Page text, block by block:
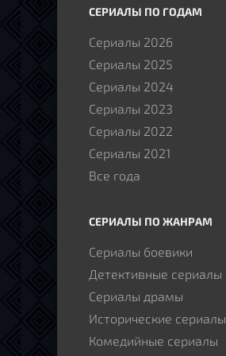
СЕРИАЛЫ ПО ГОДАМ
Сериалы 2026
Сериалы 2025
Сериалы 2024
Сериалы 2023
Сериалы 2022
Сериалы 2021
Все года
СЕРИАЛЫ ПО ЖАНРАМ
Сериалы боевики
Детективные сериалы
Сериалы драмы
Исторические сериалы
Комедийные сериалы